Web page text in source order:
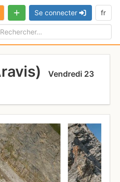
Se connecter fr
Vendredi 23